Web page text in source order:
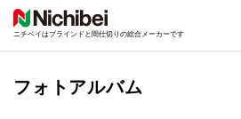
ニチベイはブラインドと間仕切りの総合メーカーです
フォトアルバム